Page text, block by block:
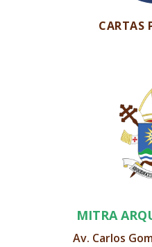
CARTAS
MITRA
Av. Carlos